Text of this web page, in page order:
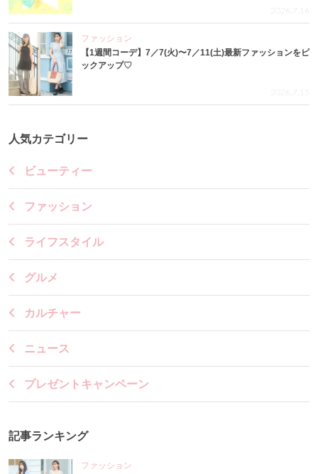
2026.7.16
ファッション
【1週間コーデ】7／7(火)〜7／11(土)最新ファッションをピ
ックアップ♡
2026.7.15
人気カテゴリー
ビューティー
ファッション
ライフスタイル
グルメ
カルチャー
ニュース
プレゼントキャンペーン
記事ランキング
ファッション